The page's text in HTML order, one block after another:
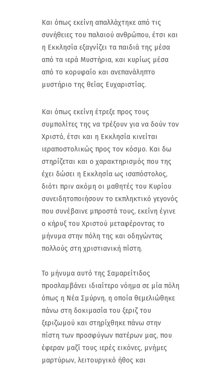
Και όπως εκείνη απαλλάχτηκε από τις
συνήθειες του παλαιού ανθρώπου, έτσι και
η Εκκλησία εξαγνίζει τα παιδιά της μέσα
από τα ιερά Μυστήρια, και κυρίως μέσα
από το κορυφαίο και ανεπανάληπτο
μυστήριο της θείας Ευχαριστίας.
Και όπως εκείνη έτρεξε προς τους
συμπολίτες της να τρέξουν για να δούν τον
Χριστό, έτσι και η Εκκλησία κινείται
ιεραποστολικώς προς τον κόσμο. Και δω
στηρίζεται και ο χαρακτηρισμός που της
έχει δώσει η Εκκλησία ως ισαπόστολος,
διότι πριν ακόμη οι μαθητές του Κυρίου
συνειδητοποιήσουν το εκπληκτικό γεγονός
που συνέβαινε μπροστά τους, εκείνη έγινε
ο κήρυξ του Χριστού μεταφέροντας το
μήνυμα στην πόλη της και οδηγώντας
πολλούς στη χριστιανική πίστη.
Το μήνυμα αυτό της Σαμαρείτιδος
προσλαμβάνει ιδιαίτερο νόημα σε μία πόλη
όπως η Νέα Σμύρνη, η οποία θεμελιώθηκε
πάνω στη δοκιμασία του ξεριζ του
ξεριζωμού και στηρίχθηκε πάνω στην
πίστη των προσφύγων πατέρων μας, που
έφεραν μαζί τους ιερές εικόνες, μνήμες
μαρτύρων, λειτουργικό ήθος και